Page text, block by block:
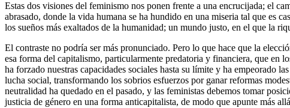
Estas dos visiones del feminismo nos ponen frente a una encrucijada; el
abrasado, donde la vida humana se ha hundido en una miseria tal que es
los sueños más exaltados de la humanidad; un mundo justo, en el que la
El contraste no podría ser más pronunciado. Pero lo que hace que la
esa forma del capitalismo, particularmente predatoria y financiera, que en
ha forzado nuestras capacidades sociales hasta su límite y ha empeorado
lucha social, transformando los sobrios esfuerzos por ganar reformas
neutralidad ha quedado en el pasado, y las feministas debemos tomar
justicia de género en una forma anticapitalista, de modo que apunte más